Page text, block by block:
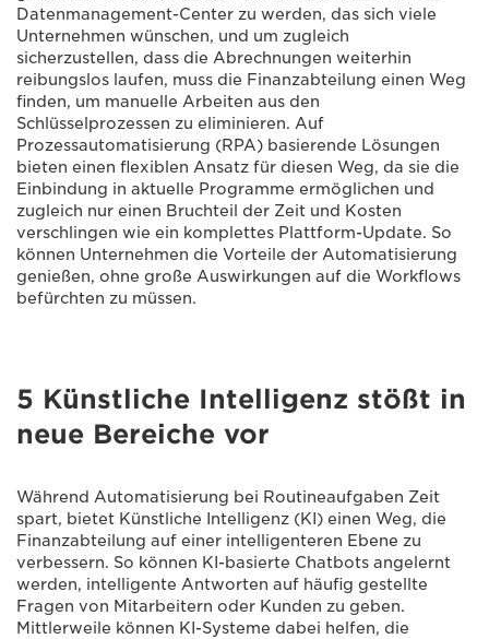
Datenmanagement-Center zu werden, das sich viele
Unternehmen wünschen, und um zugleich
sicherzustellen, dass die Abrechnungen weiterhin
reibungslos laufen, muss die Finanzabteilung einen Weg
finden, um manuelle Arbeiten aus den
Schlüsselprozessen zu eliminieren. Auf
Prozessautomatisierung (RPA) basierende Lösungen
bieten einen flexiblen Ansatz für diesen Weg, da sie die
Einbindung in aktuelle Programme ermöglichen und
zugleich nur einen Bruchteil der Zeit und Kosten
verschlingen wie ein komplettes Plattform-Update. So
können Unternehmen die Vorteile der Automatisierung
genießen, ohne große Auswirkungen auf die Workflows
befürchten zu müssen.
5 Künstliche Intelligenz stößt in
neue Bereiche vor
Während Automatisierung bei Routineaufgaben Zeit
spart, bietet Künstliche Intelligenz (KI) einen Weg, die
Finanzabteilung auf einer intelligenteren Ebene zu
verbessern. So können KI-basierte Chatbots angelernt
werden, intelligente Antworten auf häufig gestellte
Fragen von Mitarbeitern oder Kunden zu geben.
Mittlerweile können KI-Systeme dabei helfen, die